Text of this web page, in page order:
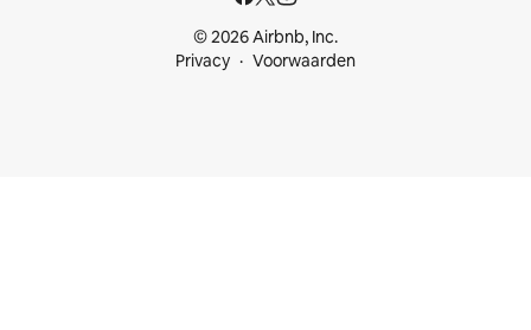
© 2026 Airbnb, Inc.
Privacy
Voorwaarden